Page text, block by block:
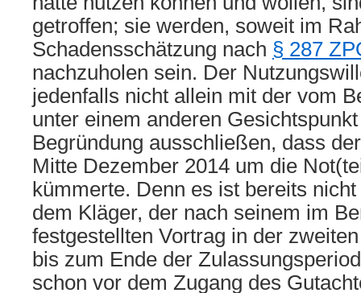
getroffen; sie werden, soweit im
Schadensschätzung nach § 287
nachzuholen sein. Der
jedenfalls nicht allein mit der vom
unter einem anderen
Begründung ausschließen, dass
Mitte Dezember 2014 um die
kümmerte. Denn es ist bereits
dem Kläger, der nach seinem im
festgestellten Vortrag in der
bis zum Ende der
schon vor dem Zugang des